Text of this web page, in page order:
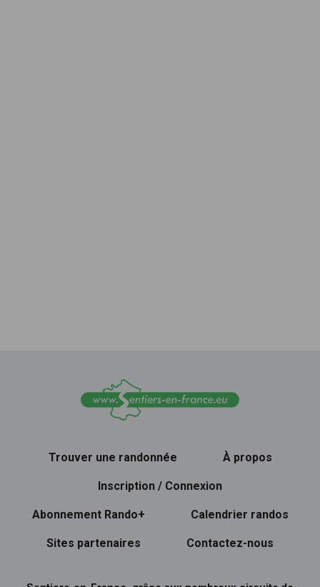
Trouver une randonnée À propos
Inscription / Connexion
Abonnement Rando+ Calendrier randos
Sites partenaires Contactez-nous